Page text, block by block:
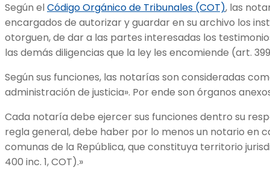
Según elCódigo Orgánico de Tribunales (COT), las
encargados de autorizar y guardar en su archivo los
otorguen, de dar a las partes interesadas los
las demás diligencias que la ley les encomiende (art.
Según sus funciones, las notarías son consideradas
administración de justicia». Por ende son órganos
Cada notaría debe ejercer sus funciones dentro su
regla general, debe haber por lo menos un notario en
comunas de la República, que constituya territorio
400 inc. 1, COT).»